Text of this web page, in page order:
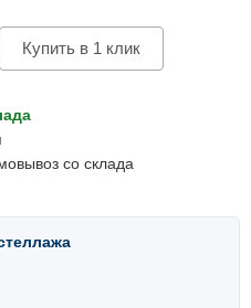
Купить в 1 клик
со склада